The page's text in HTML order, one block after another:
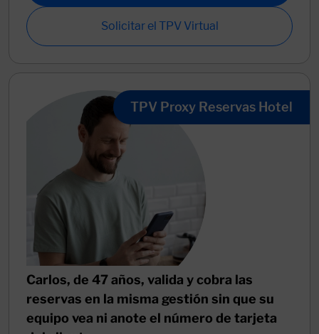
Solicitar el TPV Virtual
TPV Proxy Reservas Hotel
Carlos, de 47 años, valida y cobra las
reservas en la misma gestión sin que su
equipo vea ni anote el número de tarjeta